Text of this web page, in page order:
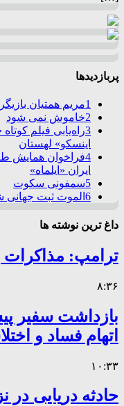
پربازدیدها
1مریم همتیان
2خاموش نمی شود
3راه‌یابی فیلم
اینسکو» لهستان
4فراخوان همایش
ایران «ایلماه»
5سمفونی سکوت
6 الموت ثبت جهانی
داغ ترین نوشته ها
ترامپ:
۸:۳۶
بازداشت سفیر
اتهام فساد و
۱۰:۳۳
حادثه دریایی